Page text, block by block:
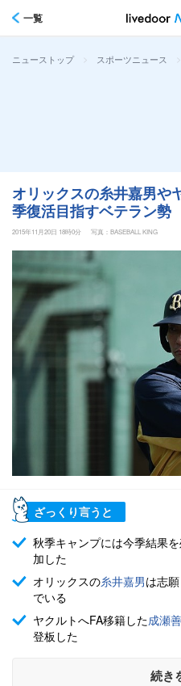
一覧
ニューストップ > スポーツニュース >
オリックスの糸井嘉男や
季復活目指すベテラン勢
2015年11月20日 18時0分
写真：BASEBALL KING
ざっくり言うと
秋季キャンプには今季結果
加した
オリックスの糸井嘉男は志
でいる
ヤクルトへFA移籍した成瀬
登板した
続き